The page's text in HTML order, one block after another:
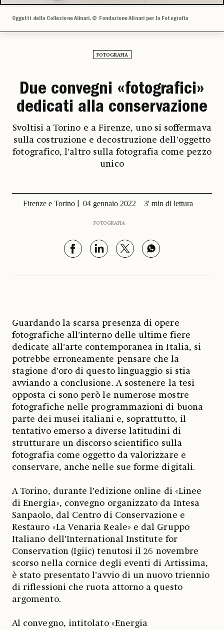
Oggetti della Collezione Alinari. © Fondazione Alinari per la Fotografia
FOTOGRAFIA
Due convegni «fotografici»
dedicati alla conservazione
Svoltisi a Torino e a Firenze, uno si soffermava
sulla costruzione e decostruzione dell’oggetto
fotografico, l’altro sulla fotografia come pezzo
unico
Firenze e Torino 04 gennaio 2022 3' min di lettura
FOTOGRAFIA
Guardando la scarsa presenza di opere
fotografiche all’interno delle ultime fiere
dedicate all’arte contemporanea in Italia, si
potrebbe erroneamente pensare che la
stagione d’oro di questo linguaggio si stia
avviando a conclusione. A sostenere la tesi
opposta ci sono però le numerose mostre
fotografiche nelle programmazioni di buona
parte dei musei italiani e, soprattutto, il
tentativo emerso a diverse latitudini di
strutturare un discorso scientifico sulla
fotografia come oggetto da valorizzare e
conservare, anche nelle sue forme digitali.
A Torino, durante l’edizione online di «Linee
di Energia», convegno organizzato da Intesa
Sanpaolo, dal Centro di Conservazione e
Restauro «La Venaria Reale» e dal Gruppo
Italiano dell’International Institute for
Conservation (Igiic) tenutosi il 26 novembre
scorso nella cornice degli eventi di Artissima,
è stato presentato l’avvio di un nuovo triennio
di riflessioni che ruota attorno a questo
argomento.
Al convegno, intitolato «Energia